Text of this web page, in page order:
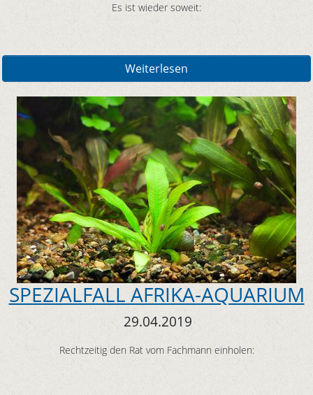
Es ist wieder soweit:
Weiterlesen
SPEZIALFALL AFRIKA-AQUARIUM
29.04.2019
Rechtzeitig den Rat vom Fachmann einholen: